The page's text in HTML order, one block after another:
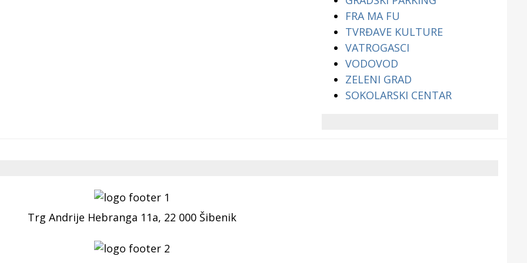
FRA MA FU
TVRĐAVE KULTURE
VATROGASCI
VODOVOD
ZELENI GRAD
SOKOLARSKI CENTAR
Trg Andrije Hebranga 11a, 22 000 Šibenik